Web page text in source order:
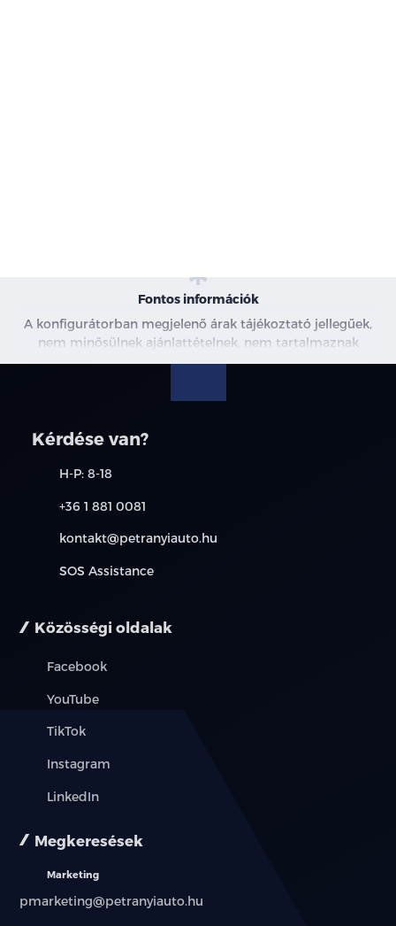
Fontos információk
A konfigurátorban megjelenő árak tájékoztató jellegűek,
nem minősülnek ajánlattételnek, nem tartalmaznak
kedvezményeket. A képek csak illusztrációk. További
kapcsolatot.
Kérdése van?
H-P: 8-18
+36 1 881 0081
kontakt@petranyiauto.hu
SOS Assistance
Közösségi oldalak
Facebook
YouTube
TikTok
Instagram
LinkedIn
Megkeresések
Marketing
pmarketing@petranyiauto.hu